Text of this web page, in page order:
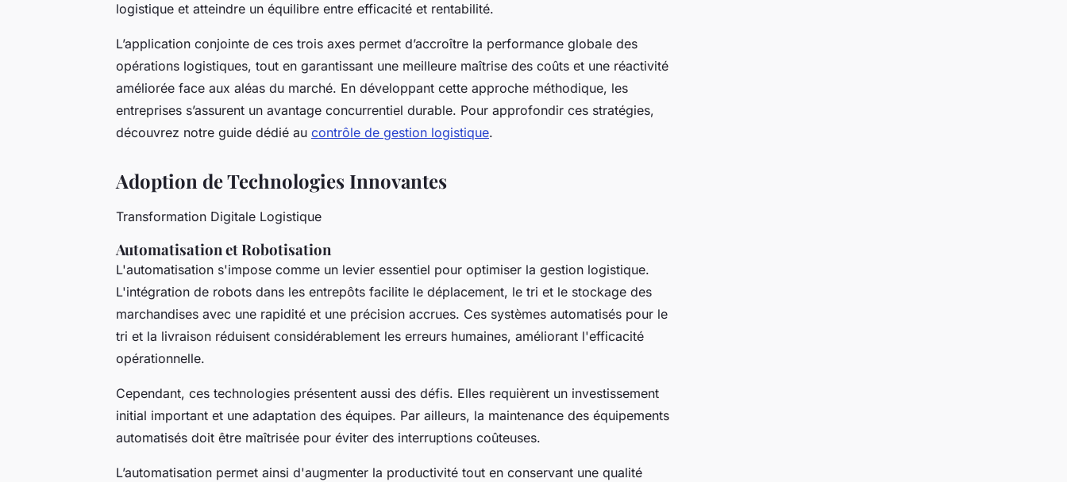
logistique et atteindre un équilibre entre efficacité et rentabilité.
L’application conjointe de ces trois axes permet d’accroître la performance globale des
opérations logistiques, tout en garantissant une meilleure maîtrise des coûts et une réactivité
améliorée face aux aléas du marché. En développant cette approche méthodique, les
entreprises s’assurent un avantage concurrentiel durable. Pour approfondir ces stratégies,
découvrez notre guide dédié au contrôle de gestion logistique.
Adoption de Technologies Innovantes
Transformation Digitale Logistique
Automatisation et Robotisation
L'automatisation s'impose comme un levier essentiel pour optimiser la gestion logistique.
L'intégration de robots dans les entrepôts facilite le déplacement, le tri et le stockage des
marchandises avec une rapidité et une précision accrues. Ces systèmes automatisés pour le
tri et la livraison réduisent considérablement les erreurs humaines, améliorant l'efficacité
opérationnelle.
Cependant, ces technologies présentent aussi des défis. Elles requièrent un investissement
initial important et une adaptation des équipes. Par ailleurs, la maintenance des équipements
automatisés doit être maîtrisée pour éviter des interruptions coûteuses.
L’automatisation permet ainsi d'augmenter la productivité tout en conservant une qualité